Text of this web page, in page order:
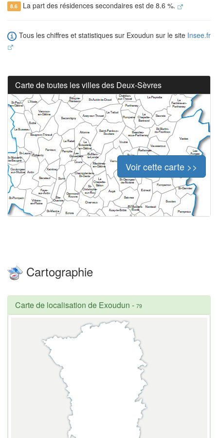
8.6 La part des résidences secondaires est de 8.6 %.
Tous les chiffres et statistiques sur Exoudun sur le site Insee.fr
Carte de toutes les villes des Deux-Sèvres
Voir cette carte >>
Cartographie
Carte de localisation de Exoudun - 79